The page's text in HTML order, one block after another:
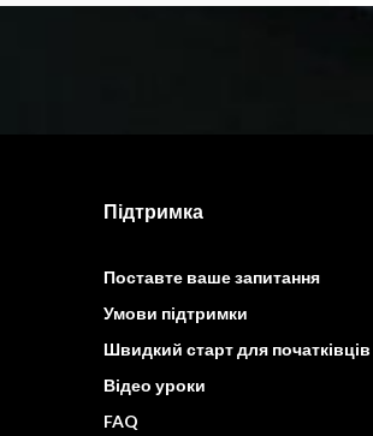
Підтримка
Поставте ваше запитання
Умови підтримки
Швидкий старт для початківців
Відео уроки
FAQ